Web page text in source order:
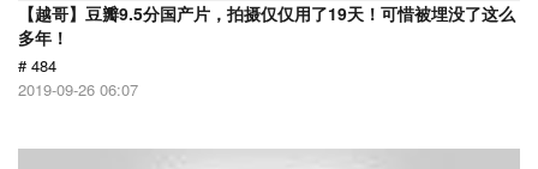
【越哥】豆瓣9.5分国产片，拍摄仅仅用了19天！可惜被埋没了这么
多年！
# 484
2019-09-26 06:07